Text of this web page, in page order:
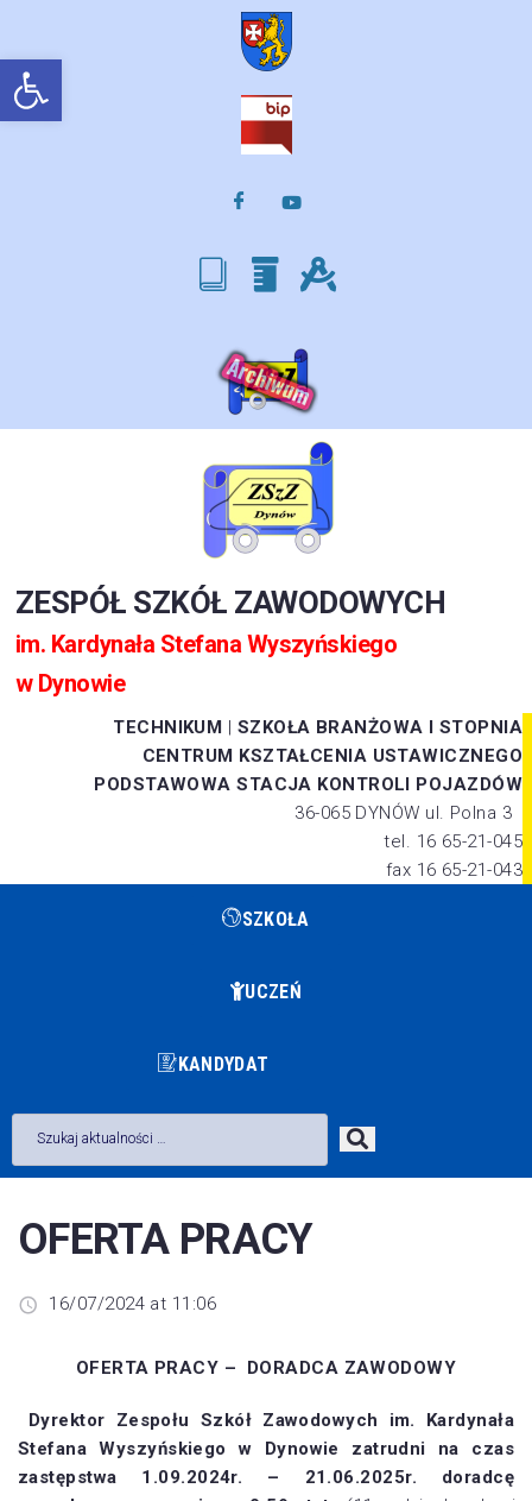
Otwórz pasek narzędzi
ZESPÓŁ SZKÓŁ ZAWODOWYCH
im. Kardynała Stefana Wyszyńskiego
w Dynowie
TECHNIKUM | SZKOŁA BRANŻOWA I STOPNIA
CENTRUM KSZTAŁCENIA USTAWICZNEGO
PODSTAWOWA STACJA KONTROLI POJAZDÓW
36-065 DYNÓW ul. Polna 3
tel. 16 65-21-045
fax 16 65-21-043
SZKOŁA
UCZEŃ
KANDYDAT
OFERTA PRACY
16/07/2024 at 11:06
OFERTA PRACY – DORADCA ZAWODOWY
Dyrektor Zespołu Szkół Zawodowych im. Kardynała
Stefana Wyszyńskiego w Dynowie zatrudni na czas
zastępstwa 1.09.2024r. – 21.06.2025r. doradcę